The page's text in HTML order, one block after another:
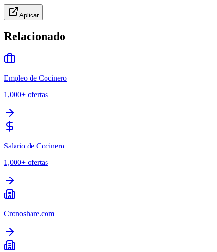
Aplicar
Relacionado
Empleo de Cocinero
1,000+ ofertas
Salario de Cocinero
1,000+ ofertas
Cronoshare.com